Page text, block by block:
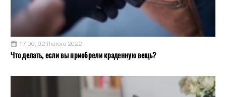
17:06, 02 Лютого 2022
Что делать, если вы приобрели краденную вещь?